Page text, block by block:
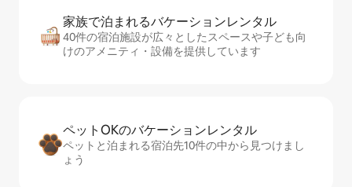
家族で泊まれるバ⁠ケ⁠ー⁠シ⁠ョ⁠ンレ⁠ン⁠タ⁠ル
40件の宿泊施設が広々としたスペースや子ども向
けのアメニティ・設備を提供しています
ペットOKのバ⁠ケ⁠ー⁠シ⁠ョ⁠ンレ⁠ン⁠タ⁠ル
ペットと泊まれる宿泊先10件の中から見つけまし
ょう